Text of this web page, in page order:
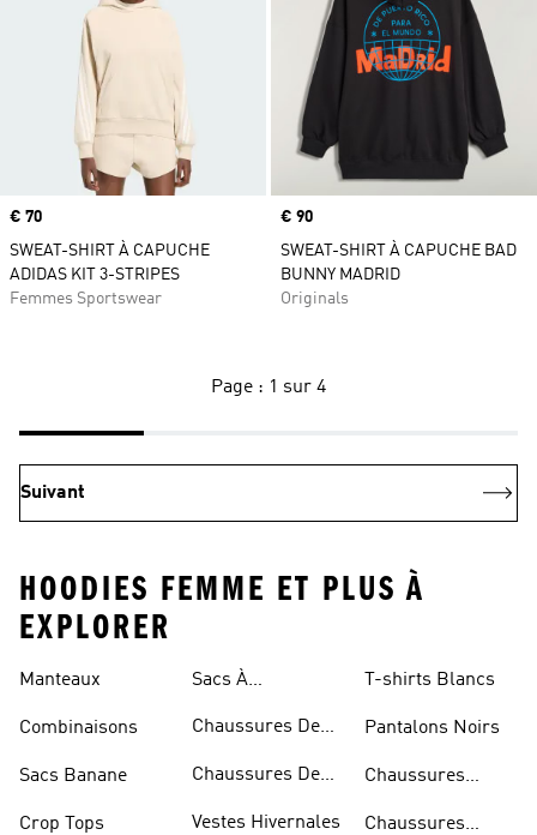
Prix
€ 70
SWEAT-SHIRT À CAPUCHE
ADIDAS KIT 3-STRIPES
Femmes Sportswear
Prix
€ 90
SWEAT-SHIRT À CAPUCHE BAD
BUNNY MADRID
Originals
Page : 1 sur 4
Suivant
HOODIES FEMME ET PLUS À
EXPLORER
Manteaux
Combinaisons
Sacs Banane
Crop Tops
Sacs À
Chaussures De
Chaussures De
Vestes Hivernales
T-shirts Blancs
Pantalons Noirs
Chaussures
Chaussures